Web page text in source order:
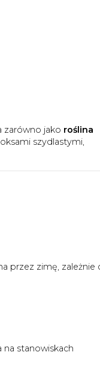
zarówno jako roślina
szydlastymi,
przez zimę, zależnie
na stanowiskach